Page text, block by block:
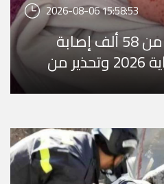
2026-08-06 15:58:53
الصحة في غزة: أكثر من 58 ألف إصابة
بجدري الماء منذ بداية 2026 وتحذير من